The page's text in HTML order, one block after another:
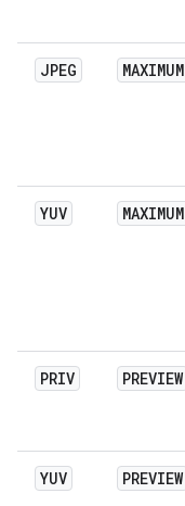
JPEG MAXIMUM
YUV MAXIMUM
PRIV PREVIEW
YUV PREVIEW